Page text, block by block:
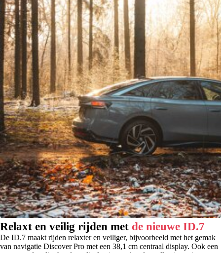
Relaxt en veilig rijden met de nieuwe ID.7
De ID.7 maakt rijden relaxter en veiliger, bijvoorbeeld met het gemak
van navigatie Discover Pro met een 38,1 cm centraal display. Ook een